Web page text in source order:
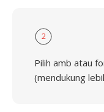
2
Pilih amb atau
(mendukung